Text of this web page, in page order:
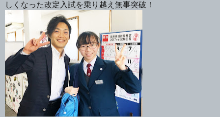
しくなった改定入試を乗り越え無事突破！